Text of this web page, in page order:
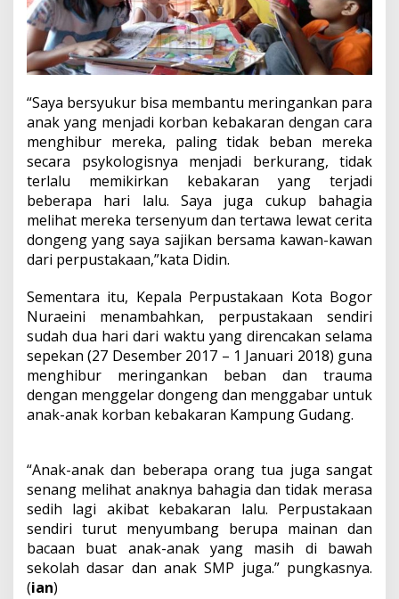
“Saya bersyukur bisa membantu meringankan para
anak yang menjadi korban kebakaran dengan cara
menghibur mereka, paling tidak beban mereka
secara psykologisnya menjadi berkurang, tidak
terlalu memikirkan kebakaran yang terjadi
beberapa hari lalu. Saya juga cukup bahagia
melihat mereka tersenyum dan tertawa lewat cerita
dongeng yang saya sajikan bersama kawan-kawan
dari perpustakaan,”kata Didin.
Sementara itu, Kepala Perpustakaan Kota Bogor
Nuraeini menambahkan, perpustakaan sendiri
sudah dua hari dari waktu yang direncakan selama
sepekan (27 Desember 2017 – 1 Januari 2018) guna
menghibur meringankan beban dan trauma
dengan menggelar dongeng dan menggabar untuk
anak-anak korban kebakaran Kampung Gudang.
“Anak-anak dan beberapa orang tua juga sangat
senang melihat anaknya bahagia dan tidak merasa
sedih lagi akibat kebakaran lalu. Perpustakaan
sendiri turut menyumbang berupa mainan dan
bacaan buat anak-anak yang masih di bawah
sekolah dasar dan anak SMP juga.” pungkasnya.
(ian)